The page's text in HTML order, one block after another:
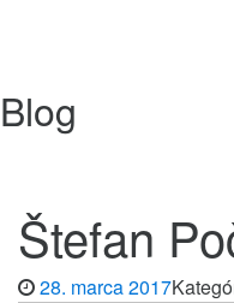
Blog
Štefan
28. marca 2017